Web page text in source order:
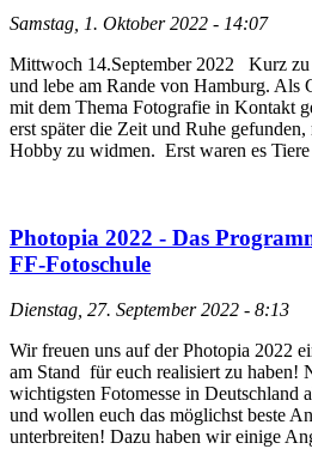
Samstag, 1. Oktober 2022 - 14:07
Mittwoch 14.September 2022 Kurz zu
und lebe am Rande von Hamburg. Als
mit dem Thema Fotografie in Kontakt
erst später die Zeit und Ruhe gefunden,
Hobby zu widmen. Erst waren es
Photopia 2022 - Das
FF-Fotoschule
Dienstag, 27. September 2022 - 8:13
Wir freuen uns auf der Photopia 2022
am Stand für euch realisiert zu haben!
wichtigsten Fotomesse in Deutschland
und wollen euch das möglichst beste
unterbreiten! Dazu haben wir einige